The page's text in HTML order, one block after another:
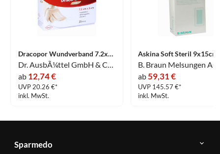
Dracopor Wundverband 7.2x5cm Steril Hautfarben 25 Stück
Dr. AusbÃ¼ttel GmbH & Co. KG
ab 12,74 €
UVP 20.26 €*
inkl. MwSt.
B. Braun Melsungen AG
ab59,31 €
UVP 145.57 €*
inkl. MwSt.
Sparmedo